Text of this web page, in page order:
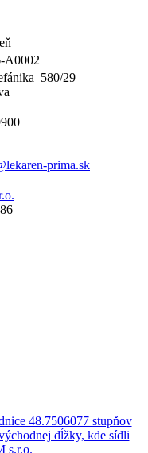
A0002
580/29
prima.sk